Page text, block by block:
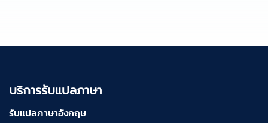
บริการรับแปลภาษา
รับแปลภาษาอังกฤษ